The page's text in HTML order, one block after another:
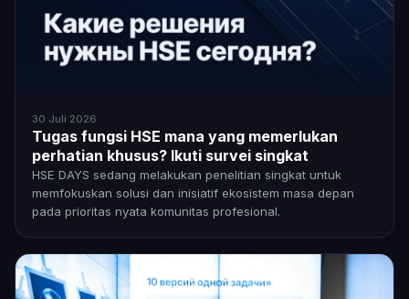
30 Juli 2026
Tugas fungsi HSE mana yang memerlukan
perhatian khusus? Ikuti survei singkat
HSE DAYS sedang melakukan penelitian singkat untuk
memfokuskan solusi dan inisiatif ekosistem masa depan
pada prioritas nyata komunitas profesional.